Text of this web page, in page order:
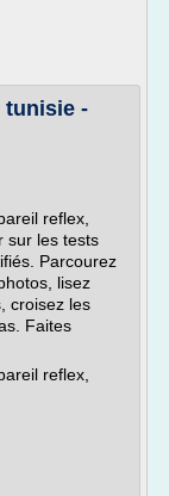
tunisie -
reflex,
sur les tests
Parcourez
lisez
croisez les
Faites
reflex,